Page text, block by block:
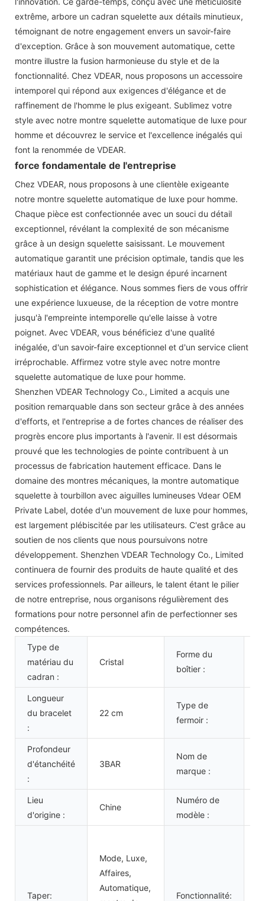
extrême, arbore un cadran squelette aux détails minutieux,
témoignant de notre engagement envers un savoir-faire
d'exception. Grâce à son mouvement automatique, cette
montre illustre la fusion harmonieuse du style et de la
fonctionnalité. Chez VDEAR, nous proposons un accessoire
intemporel qui répond aux exigences d'élégance et de
raffinement de l'homme le plus exigeant. Sublimez votre
style avec notre montre squelette automatique de luxe pour
homme et découvrez le service et l'excellence inégalés qui
font la renommée de VDEAR.
force fondamentale de l'entreprise
Chez VDEAR, nous proposons à une clientèle exigeante
notre montre squelette automatique de luxe pour homme.
Chaque pièce est confectionnée avec un souci du détail
exceptionnel, révélant la complexité de son mécanisme
grâce à un design squelette saisissant. Le mouvement
automatique garantit une précision optimale, tandis que les
matériaux haut de gamme et le design épuré incarnent
sophistication et élégance. Nous sommes fiers de vous offrir
une expérience luxueuse, de la réception de votre montre
jusqu'à l'empreinte intemporelle qu'elle laisse à votre
poignet. Avec VDEAR, vous bénéficiez d'une qualité
inégalée, d'un savoir-faire exceptionnel et d'un service client
irréprochable. Affirmez votre style avec notre montre
squelette automatique de luxe pour homme.
Shenzhen VDEAR Technology Co., Limited a acquis une
position remarquable dans son secteur grâce à des années
d'efforts, et l'entreprise a de fortes chances de réaliser des
progrès encore plus importants à l'avenir. Il est désormais
prouvé que les technologies de pointe contribuent à un
processus de fabrication hautement efficace. Dans le
domaine des montres mécaniques, la montre automatique
squelette à tourbillon avec aiguilles lumineuses Vdear OEM
Private Label, dotée d'un mouvement de luxe pour hommes,
est largement plébiscitée par les utilisateurs. C'est grâce au
soutien de nos clients que nous poursuivons notre
développement. Shenzhen VDEAR Technology Co., Limited
continuera de fournir des produits de haute qualité et des
services professionnels. Par ailleurs, le talent étant le pilier
de notre entreprise, nous organisons régulièrement des
formations pour notre personnel afin de perfectionner ses
compétences.
Type de
matériau du
cadran :
Cristal
Forme du
boîtier :
Longueur
du bracelet
:
22 cm
Type de
fermoir :
Profondeur
d'étanchéité
:
3BAR
Nom de
marque :
Lieu
d'origine :
Chine
Numéro de
modèle :
Taper:
Mode, Luxe,
Affaires,
Automatique,
Fonctionnalité: